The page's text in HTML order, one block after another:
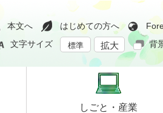
本文へ はじめての方へ
文字サイズ
標準 拡大 背
しごと・ 産業